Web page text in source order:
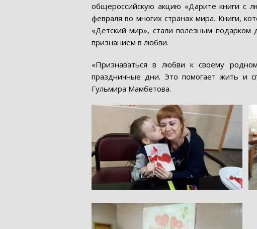
общероссийскую акцию «Дарите книги с
февраля во многих странах мира. Книги,
«Детский мир», стали полезным
признанием в любви.
«Признаваться в любви к своему
праздничные дни. Это помогает жить и
Гульмира Мамбетова.